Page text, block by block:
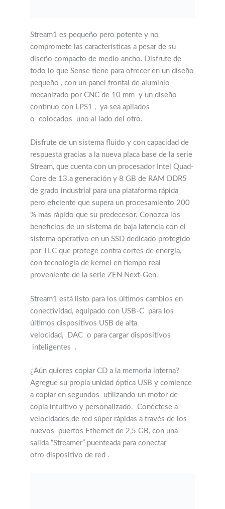
Stream1 es pequeño pero potente y no
compromete las características a pesar de su
diseño compacto de medio ancho. Disfrute de
todo lo que Sense tiene para ofrecer en un diseño
pequeño , con un panel frontal de aluminio
mecanizado por CNC de 10 mm y un diseño
continuo con LPS1 , ya sea apilados
o colocados uno al lado del otro.
Disfrute de un sistema fluido y con capacidad de
respuesta gracias a la nueva placa base de la serie
Stream, que cuenta con un procesador Intel Quad-
Core de 13.a generación y 8 GB de RAM DDR5
de grado industrial para una plataforma rápida
pero eficiente que supera un procesamiento 200
% más rápido que su predecesor. Conozca los
beneficios de un sistema de baja latencia con el
sistema operativo en un SSD dedicado protegido
por TLC que protege contra cortes de energía,
con tecnología de kernel en tiempo real
proveniente de la serie ZEN Next-Gen.
Stream1 está listo para los últimos cambios en
conectividad, equipado con USB-C para los
últimos dispositivos USB de alta
velocidad,
DAC o para cargardispositivos
inteligentes .
¿Aún quieres copiar CD a la memoria interna?
Agregue su propia unidad óptica USB y comience
a copiar en segundos utilizando un motor de
copia intuitivo y personalizado. Conéctese a
velocidades de red súper rápidas a través de los
nuevos puertos Ethernet de 2,5 GB, con una
salida “Streamer” puenteada para conectar
otro dispositivo de red .